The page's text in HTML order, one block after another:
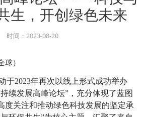
蓝图奖全球绿色
展高峰论坛 ——
共生，开创绿
时间：2023-08-20